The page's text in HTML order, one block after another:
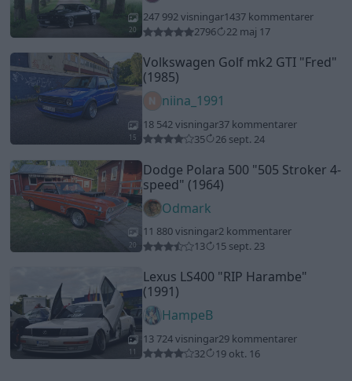
20
247 992 visningar1437 kommentarer
2796
22 maj 17
15
Volkswagen Golf mk2 GTI "Fred"
(1985)
niina_1991
18 542 visningar37 kommentarer
35
26 sept. 24
20
Dodge Polara 500 "505 Stroker 4-
speed" (1964)
Odmark
11 880 visningar2 kommentarer
13
15 sept. 23
11
Lexus LS400 "RIP Harambe"
(1991)
HampeB
13 724 visningar29 kommentarer
32
19 okt. 16